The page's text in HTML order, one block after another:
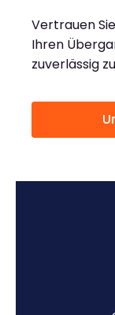
Vertrauen
Ihren
zuverlässig